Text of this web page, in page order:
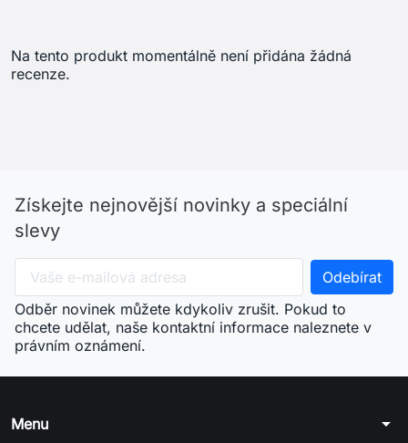
Na tento produkt momentálně není přidána žádná
recenze.
Získejte nejnovější novinky a speciální
slevy
Odběr novinek můžete kdykoliv zrušit. Pokud to
chcete udělat, naše kontaktní informace naleznete v
právním oznámení.
Menu arrow_drop_down